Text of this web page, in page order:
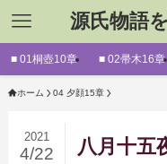
源氏物語
■ 01桐壺10章 ■ 02帚木16章
ホーム 04 夕顔15章
八月十五
2021
4/22